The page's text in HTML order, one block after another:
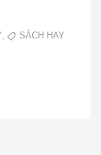
SÁCH HAY